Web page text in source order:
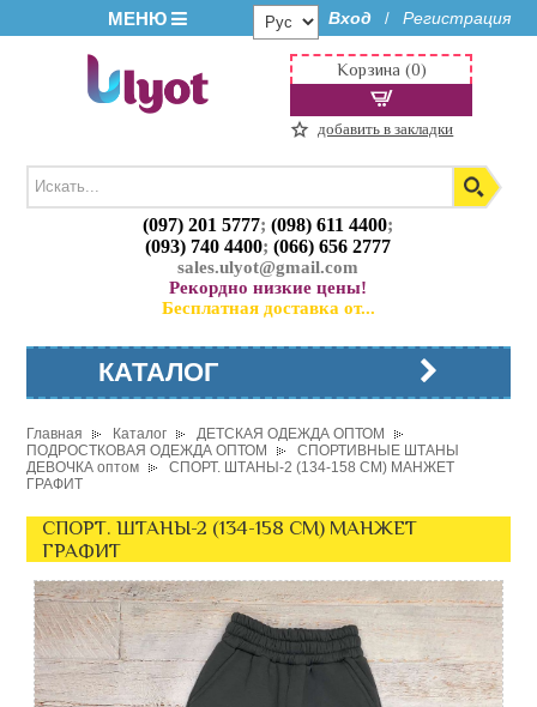
МЕНЮ Вход / Регистрация
(097) 201 5777;(098) 611 4400;
(093) 740 4400;(066) 656 2777
sales.ulyot@gmail.com
Рекордно низкие цены!
Бесплатная доставка от...
Корзина (0)
добавить в закладки
КАТАЛОГ
Главная Каталог
ДЕТСКАЯ ОДЕЖДА ОПТОМ
ПОДРОСТКОВАЯ ОДЕЖДА ОПТОМ
СПОРТИВНЫЕ ШТАНЫ
ДЕВОЧКА оптом
СПОРТ. ШТАНЫ-2 (134-158 СМ) МАНЖЕТ
ГРАФИТ
СПОРТ. ШТАНЫ-2 (134-158 СМ) МАНЖЕТ
ГРАФИТ